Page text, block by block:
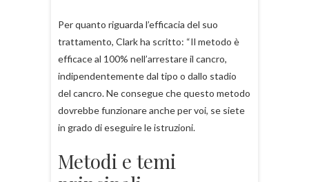
Per quanto riguarda l’efficacia del suo
trattamento, Clark ha scritto: “Il metodo è
efficace al 100% nell’arrestare il cancro,
indipendentemente dal tipo o dallo stadio
del cancro. Ne consegue che questo metodo
dovrebbe funzionare anche per voi, se siete
in grado di eseguire le istruzioni.
Metodi e temi